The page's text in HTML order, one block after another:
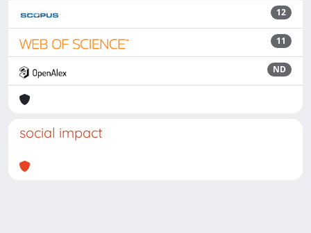
12
11
ND
social impact